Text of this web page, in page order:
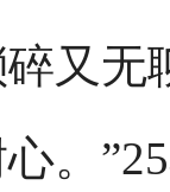
又无
。